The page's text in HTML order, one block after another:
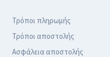
Τρόποι πληρωμής
Τρόποι αποστολής
Ασφάλεια αποστολής